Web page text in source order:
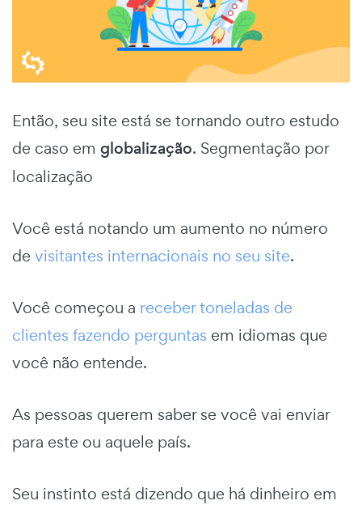
Então, seu site está se tornando outro estudo
de caso em globalização. Segmentação por
localização
Você está notando um aumento no número
de visitantes internacionais no seu site.
Você começou a receber toneladas de
clientes fazendo perguntas em idiomas que
você não entende.
As pessoas querem saber se você vai enviar
para este ou aquele país.
Seu instinto está dizendo que há dinheiro em